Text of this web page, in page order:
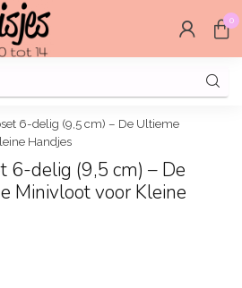
0
6-delig (9,5 cm) – De Ultieme
Handjes
6-delig (9,5 cm) – De
Minivloot voor Kleine